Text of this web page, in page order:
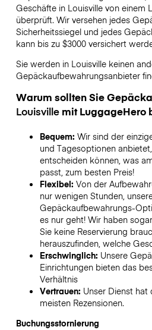
Geschäfte in Louisvillevon einem
überprüft. Wir versehen jedes
Sicherheitssiegel und jedes
kann bis zu $3000versichert
Sie werden in Louisvillekeinen
Gepäckaufbewahrungsanbieter
Warum sollten Sie
Louisvillemit LuggageHero
Bequem: Wir sind der
und Tagesoptionen
entscheiden können, was
passt, zum besten Preis!
Flexibel: Von der
nur wenigen Stunden,
Gepäckaufbewahrungs-
es nur geht! Wir haben
Sie keine Reservierung
herauszufinden, welche
Erschwinglich: Unsere
Einrichtungen bieten das
Verhältnis
Vertrauen: Unser Dienst
meisten Rezensionen.
Buchungsstornierung